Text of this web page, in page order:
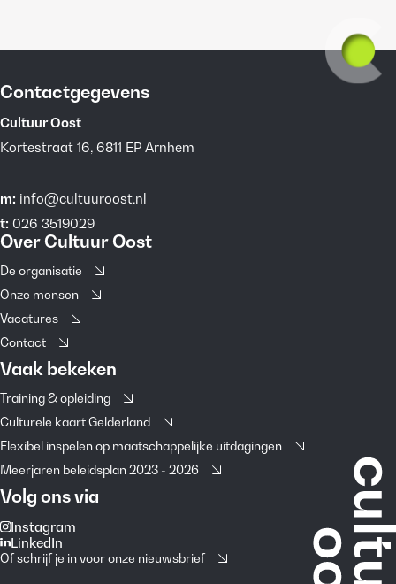
Contactgegevens
Cultuur Oost
Kortestraat 16, 6811 EP Arnhem
m: info@cultuuroost.nl
t: 026 3519029
Over Cultuur Oost
De organisatie
Onze mensen
Vacatures
Contact
Vaak bekeken
Training & opleiding
Culturele kaart Gelderland
Flexibel inspelen op maatschappelijke uitdagingen
Meerjaren beleidsplan 2023 - 2026
Volg ons via
Instagram
LinkedIn
Of schrijf je in voor onze nieuwsbrief